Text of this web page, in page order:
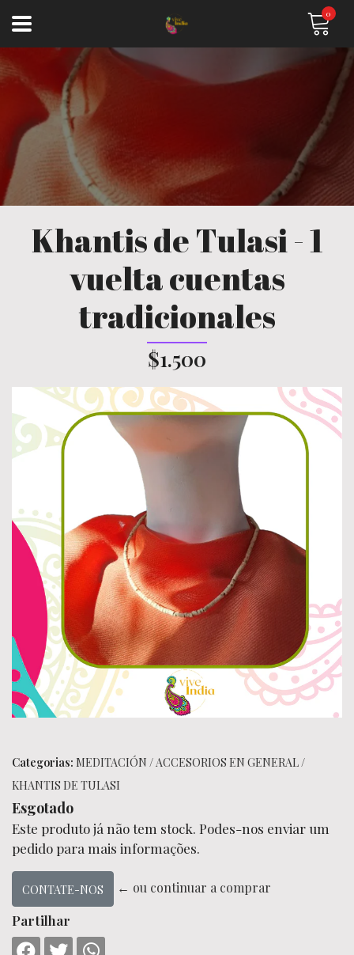
0
Khantis de Tulasi - 1
vuelta cuentas
tradicionales
$1.500
Categorias: MEDITACIÓN /ACCESORIOS EN GENERAL/
KHANTIS DE TULASI
Esgotado
Este produto já não tem stock. Podes-nos enviar um
pedido para mais informações.
CONTATE-NOS ← ou continuar a comprar
Partilhar